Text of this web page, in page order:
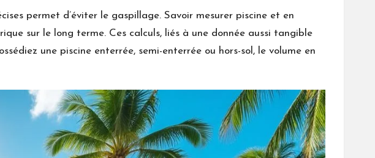
permet d’éviter le gaspillage. Savoir mesurer piscine et en
sur le long terme. Ces calculs, liés à une donnée aussi tangible
une piscine enterrée, semi-enterrée ou hors-sol, le volume en